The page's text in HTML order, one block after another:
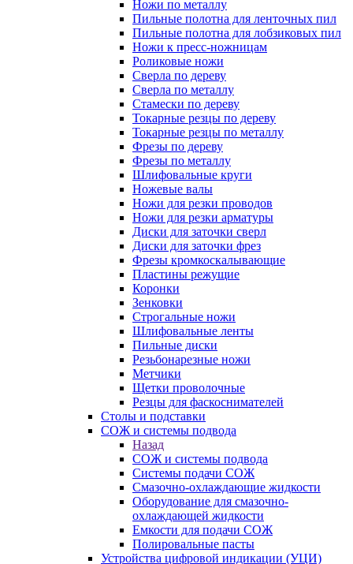
Ножи по металлу
Пильные полотна для ленточных пил
Пильные полотна для лобзиковых пил
Ножи к пресс-ножницам
Роликовые ножи
Сверла по дереву
Сверла по металлу
Стамески по дереву
Токарные резцы по дереву
Токарные резцы по металлу
Фрезы по дереву
Фрезы по металлу
Шлифовальные круги
Ножевые валы
Ножи для резки проводов
Ножи для резки арматуры
Диски для заточки сверл
Диски для заточки фрез
Фрезы кромкоскалывающие
Пластины режущие
Коронки
Зенковки
Строгальные ножи
Шлифовальные ленты
Пильные диски
Резьбонарезные ножи
Метчики
Щетки проволочные
Резцы для фаскоснимателей
Столы и подставки
СОЖ и системы подвода
Назад
СОЖ и системы подвода
Системы подачи СОЖ
Смазочно-охлаждающие жидкости
Оборудование для смазочно-
охлаждающей жидкости
Емкости для подачи СОЖ
Полировальные пасты
Устройства цифровой индикации (УЦИ)